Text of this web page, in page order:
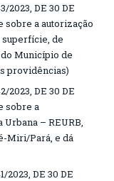
2023, DE 30 DE
sobre a autorização
superfície, de
Município de
providências)
2023, DE 30 DE
sobre a
– REURB,
Miri/Pará, e dá
2023, DE 30 DE